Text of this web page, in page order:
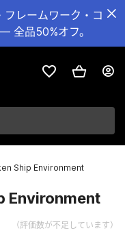
レームワーク・コ
全品50%オフ。
Ship Environment
Environment
（評価数が不足しています）